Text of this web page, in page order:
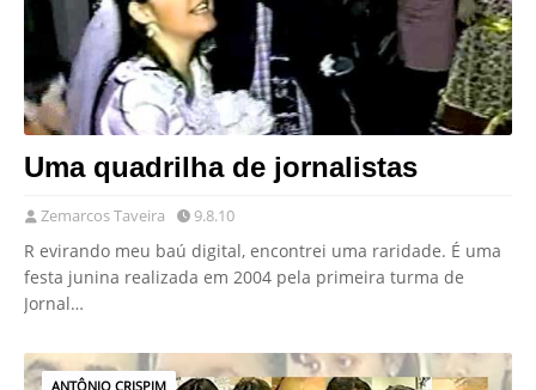
Uma quadrilha de jornalistas
Zemarcos Taveira 9.8.10
R evirando meu baú digital, encontrei uma raridade. É uma
festa junina realizada em 2004 pela primeira turma de
Jornal…
ANTÔNIO CRISPIM